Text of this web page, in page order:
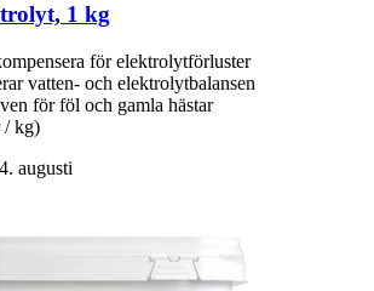
1 kg
för elektrolytförluster
vatten- och elektrolytbalansen
för föl och gamla hästar
/ kg)
augusti